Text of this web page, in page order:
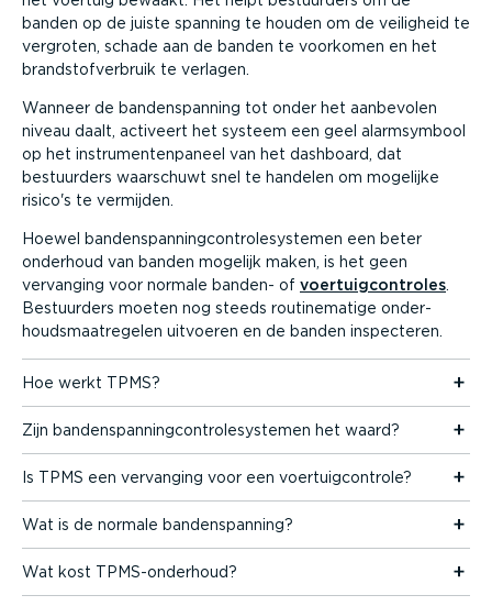
banden op de juiste spanning te houden om de veiligheid te
vergroten, schade aan de banden te voorkomen en het
brand­stof­ver­bruik te verlagen.
Wanneer de banden­spanning tot onder het aanbevolen
niveau daalt, activeert het systeem een geel alarm­symbool
op het instru­men­ten­paneel van het dashboard, dat
bestuurders waarschuwt snel te handelen om mogelijke
risico's te vermijden.
Hoewel banden­span­ning­con­tro­le­sys­temen een beter
onderhoud van banden mogelijk maken, is het geen
vervanging voor normale banden- of voertuig­con­troles.
Bestuurders moeten nog steeds routi­ne­matige onder­
houds­maat­re­gelen uitvoeren en de banden inspecteren.
Hoe werkt TPMS?
Zijn banden­span­ning­con­tro­le­sys­temen het waard?
Is TPMS een vervanging voor een voertuig­con­trole?
Wat is de normale banden­spanning?
Wat kost TPMS-on­derhoud?